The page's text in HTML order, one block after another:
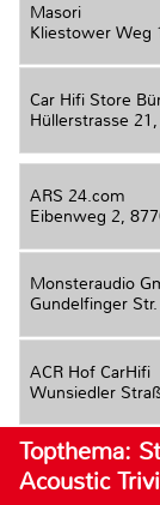
Masori
Kliestower Weg
Car Hifi Store
Hüllerstrasse 21,
ARS 24.com
Eibenweg 2,
Monsteraudio
Gundelfinger
ACR Hof CarHifi
Wunsiedler
Topthema:
Acoustic